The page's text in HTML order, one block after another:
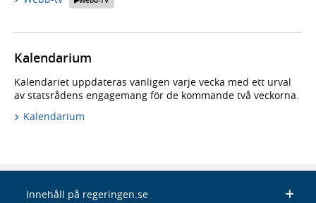
Kalendarium
Kalendariet uppdateras vanligen varje vecka med ett urval
av statsrådens engagemang för de kommande två veckorna.
Kalendarium
Innehåll på regeringen.se